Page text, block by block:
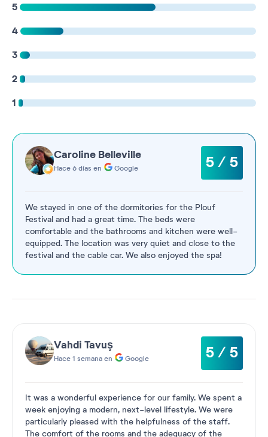
5
4
3
2
1
Caroline Belleville
Hace 6 días en Google 5 / 5
We stayed in one of the dormitories for the Plouf
Festival and had a great time. The beds were
comfortable and the bathrooms and kitchen were well-
equipped. The location was very quiet and close to the
festival and the cable car. We also enjoyed the spa!
Vahdi Tavuş
Hace 1 semana en Google 5 / 5
It was a wonderful experience for our family. We spent a
week enjoying a modern, next-level lifestyle. We were
particularly pleased with the helpfulness of the staff.
The comfort of the rooms and the adequacy of the